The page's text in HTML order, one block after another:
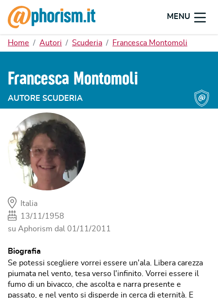
MENU
Home Autori Scuderia Francesca Montomoli
Francesca Montomoli
AUTORE SCUDERIA
Italia
13/11/1958
su Aphorism dal 01/11/2011
Biografia
Se potessi scegliere vorrei essere un'ala. Libera carezza
piumata nel vento, tesa verso l'infinito. Vorrei essere il
fumo di un bivacco, che ascolta e narra presente e
passato, e nel vento si disperde in cerca di eternità. E